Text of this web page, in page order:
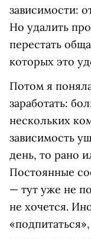
зависимости:
Но удалить
перестать
которых это
Потом я
заработать:
нескольких
зависимость
день, то рано
Постоянные
— тут уже не
не хочется.